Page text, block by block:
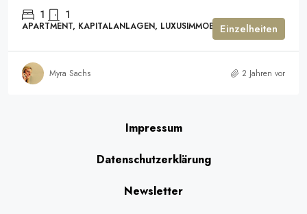
1 1
APARTMENT, KAPITALANLAGEN, LUXUSIMMOBILIENEinzelheiten
Myra Sachs 2 Jahren vor
Impressum
Datenschutzerklärung
Newsletter